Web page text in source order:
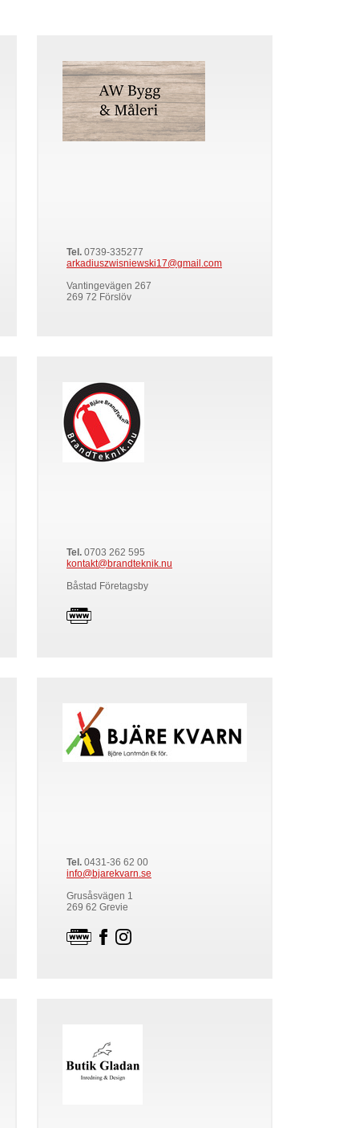
Tel. 0739-335277
arkadiuszwisniewski17@gmail.com
Vantingevägen 267
269 72 Förslöv
Tel. 0703 262 595
kontakt@brandteknik.nu
Båstad Företagsby
Tel. 0431-36 62 00
info@bjarekvarn.se
Grusåsvägen 1
269 62 Grevie